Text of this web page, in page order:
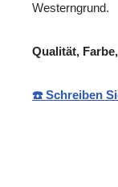
Westerngrund.
Qualität,
☎️ Schreiben